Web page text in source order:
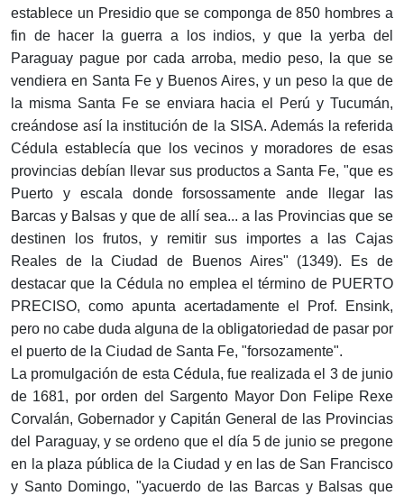
establece un Presidio que se componga de 850 hombres a
fin de hacer la guerra a los indios, y que la yerba del
Paraguay pague por cada arroba, medio peso, la que se
vendiera en Santa Fe y Buenos Aires, y un peso la que de
la misma Santa Fe se enviara hacia el Perú y Tucumán,
creándose así la institución de la SISA. Además la referida
Cédula establecía que los vecinos y moradores de esas
provincias debían llevar sus productos a Santa Fe, "que es
Puerto y escala donde forsossamente ande llegar las
Barcas y Balsas y que de allí sea... a las Provincias que se
destinen los frutos, y remitir sus importes a las Cajas
Reales de la Ciudad de Buenos Aires" (1349). Es de
destacar que la Cédula no emplea el término de PUERTO
PRECISO, como apunta acertadamente el Prof. Ensink,
pero no cabe duda alguna de la obligatoriedad de pasar por
el puerto de la Ciudad de Santa Fe, "forsozamente".
La promulgación de esta Cédula, fue realizada el 3 de junio
de 1681, por orden del Sargento Mayor Don Felipe Rexe
Corvalán, Gobernador y Capitán General de las Provincias
del Paraguay, y se ordeno que el día 5 de junio se pregone
en la plaza pública de la Ciudad y en las de San Francisco
y Santo Domingo, "yacuerdo de las Barcas y Balsas que